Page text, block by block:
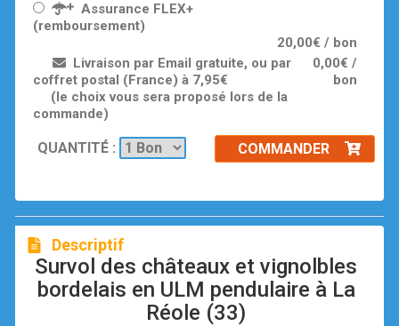
Assurance FLEX+
(remboursement)
20,00€ / bon
Livraison par Email gratuite, ou par
coffret postal (France) à 7,95€
(le choix vous sera proposé lors de la
commande)
0,00€ /
bon
QUANTITÉ : COMMANDER
Descriptif
Survol des châteaux et vignolbles
bordelais en ULM pendulaire à La
Réole (33)